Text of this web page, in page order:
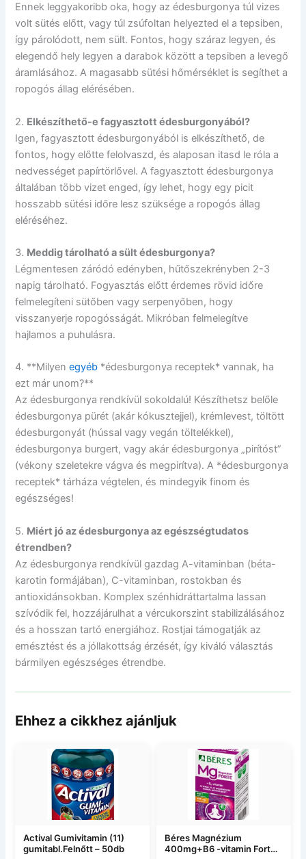
Ennek leggyakoribb oka, hogy az édesburgonya túl vizes
volt sütés előtt, vagy túl zsúfoltan helyezted el a tepsiben,
így párolódott, nem sült. Fontos, hogy száraz legyen, és
elegendő hely legyen a darabok között a tepsiben a levegő
áramlásához. A magasabb sütési hőmérséklet is segíthet a
ropogós állag elérésében.
2. Elkészíthető-e fagyasztott édesburgonyából?
Igen, fagyasztott édesburgonyából is elkészíthető, de
fontos, hogy előtte felolvaszd, és alaposan itasd le róla a
nedvességet papírtörlővel. A fagyasztott édesburgonya
általában több vizet enged, így lehet, hogy egy picit
hosszabb sütési időre lesz szüksége a ropogós állag
eléréséhez.
3. Meddig tárolható a sült édesburgonya?
Légmentesen záródó edényben, hűtőszekrényben 2-3
napig tárolható. Fogyasztás előtt érdemes rövid időre
felmelegíteni sütőben vagy serpenyőben, hogy
visszanyerje ropogósságát. Mikróban felmelegítve
hajlamos a puhulásra.
4. **Milyenegyéb *édesburgonya receptek* vannak, ha
ezt már unom?**
Az édesburgonya rendkívül sokoldalú! Készíthetsz belőle
édesburgonya pürét (akár kókusztejjel), krémlevest, töltött
édesburgonyát (hússal vagy vegán töltelékkel),
édesburgonya burgert, vagy akár édesburgonya „pirítóst”
(vékony szeletekre vágva és megpirítva). A *édesburgonya
receptek* tárháza végtelen, és mindegyik finom és
egészséges!
5. Miért jó az édesburgonya az egészségtudatos
étrendben?
Az édesburgonya rendkívül gazdag A-vitaminban (béta-
karotin formájában), C-vitaminban, rostokban és
antioxidánsokban. Komplex szénhidráttartalma lassan
szívódik fel, hozzájárulhat a vércukorszint stabilizálásához
és a hosszan tartó energiához. Rostjai támogatják az
emésztést és a jóllakottság érzését, így kiváló választás
bármilyen egészséges étrendbe.
Ehhez a cikkhez ajánljuk
Actival Gumivitamin (11)
gumitabl.Felnőtt – 50db
Béres Magnézium
400mg+B6 -vitamin Forte